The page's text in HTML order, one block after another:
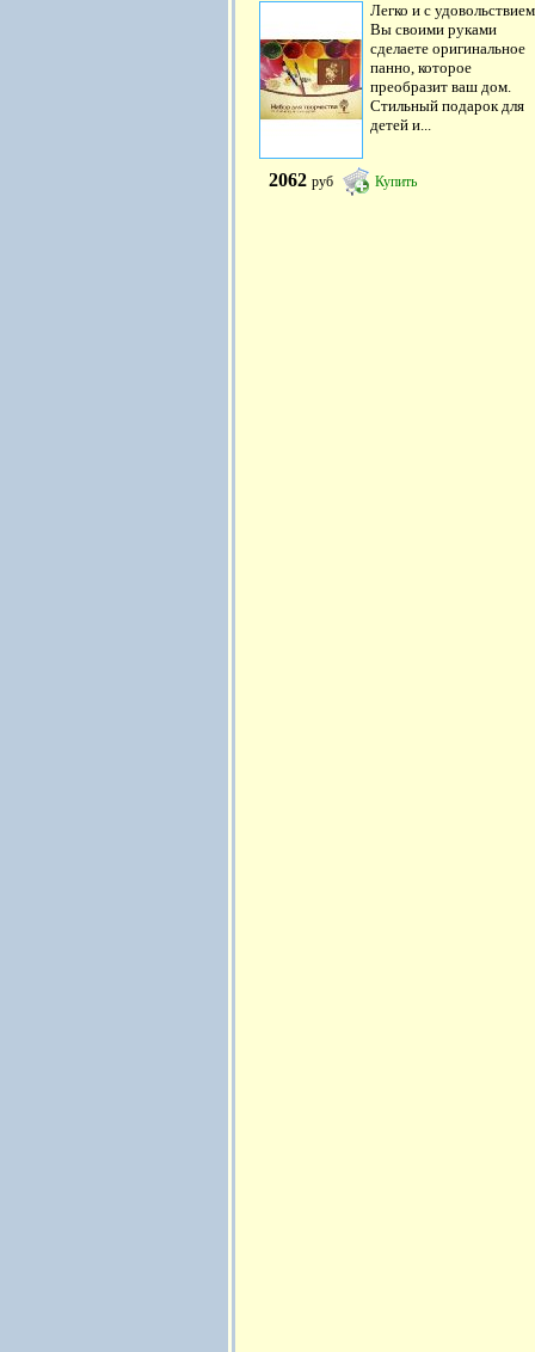
Легко и с удовольствием
Вы своими руками
сделаете оригинальное
панно, которое
преобразит ваш дом.
Стильный подарок для
детей и...
2062 руб Купить